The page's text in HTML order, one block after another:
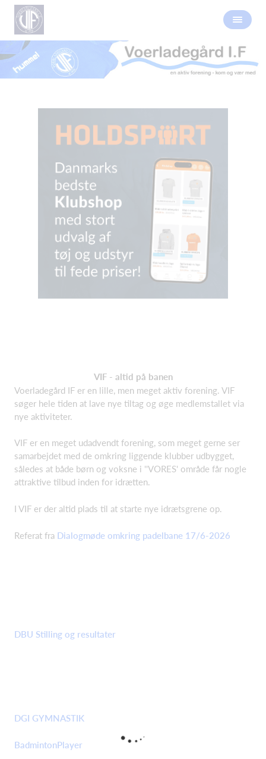
VIF - altid på banen
Voerladegård IF er en lille, men meget aktiv forening. VIF
søger hele tiden at lave nye tiltag og øge medlemstallet via
nye aktiviteter.
VIF er en meget udadvendt forening, som meget gerne ser
samarbejdet med de omkring liggende klubber udbygget,
således at både børn og voksne i ''VORES' område får nogle
attraktive tilbud inden for idrætten.
I VIF er der altid plads til at starte nye idrætsgrene op.
Referat fra Dialogmøde omkring padelbane 17/6-2026
DBU Stilling og resultater
DGI GYMNASTIK
BadmintonPlayer